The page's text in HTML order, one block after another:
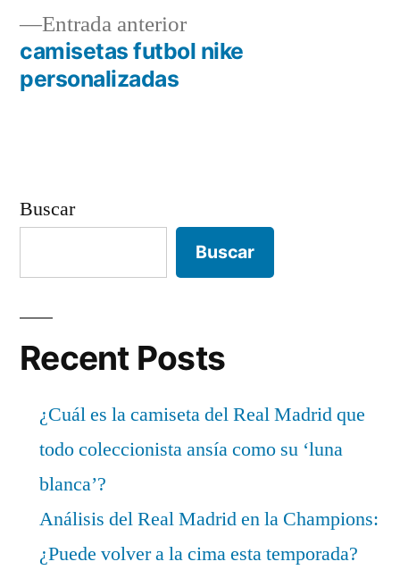
de
entradas
Entrada anteriorEntrada
anterior:
camisetas futbol nike
personalizadas
Buscar
Buscar
Recent Posts
¿Cuál es la camiseta del Real Madrid que
todo coleccionista ansía como su ‘luna
blanca’?
Análisis del Real Madrid en la Champions:
¿Puede volver a la cima esta temporada?